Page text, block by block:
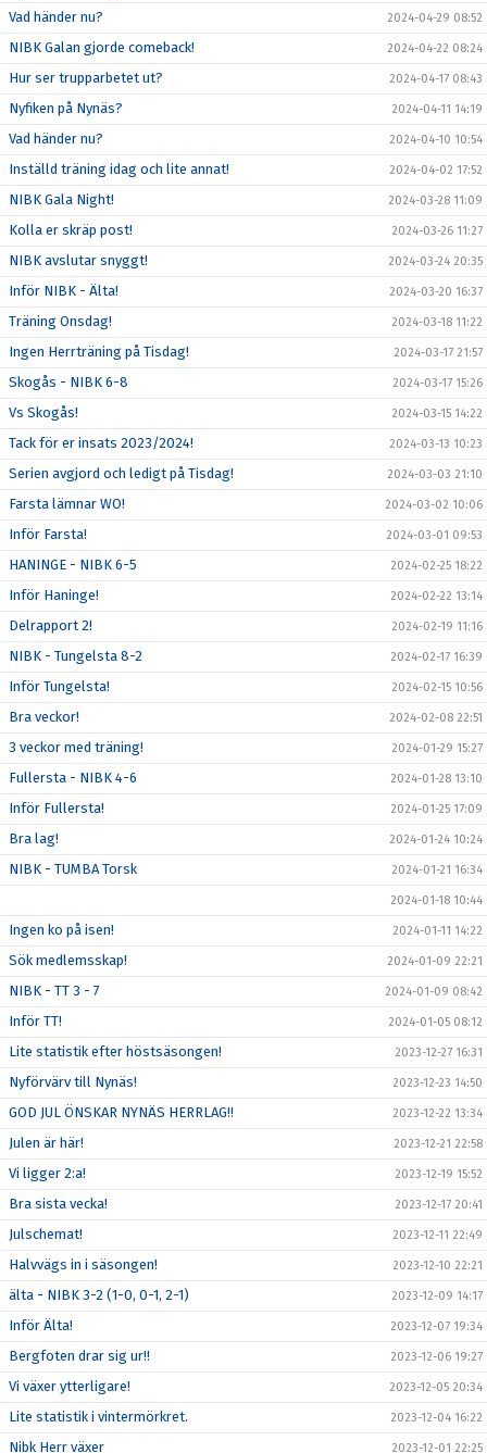
Vad händer nu? 2024-04-29 08:52
NIBK Galan gjorde comeback! 2024-04-22 08:24
Hur ser trupparbetet ut? 2024-04-17 08:43
Nyfiken på Nynäs? 2024-04-11 14:19
Vad händer nu? 2024-04-10 10:54
Inställd träning idag och lite annat! 2024-04-02 17:52
NIBK Gala Night! 2024-03-28 11:09
Kolla er skräp post! 2024-03-26 11:27
NIBK avslutar snyggt! 2024-03-24 20:35
Inför NIBK - Älta! 2024-03-20 16:37
Träning Onsdag! 2024-03-18 11:22
Ingen Herrträning på Tisdag! 2024-03-17 21:57
Skogås - NIBK 6-8 2024-03-17 15:26
Vs Skogås! 2024-03-15 14:22
Tack för er insats 2023/2024! 2024-03-13 10:23
Serien avgjord och ledigt på Tisdag! 2024-03-03 21:10
Farsta lämnar WO! 2024-03-02 10:06
Inför Farsta! 2024-03-01 09:53
HANINGE - NIBK 6-5 2024-02-25 18:22
Inför Haninge! 2024-02-22 13:14
Delrapport 2! 2024-02-19 11:16
NIBK - Tungelsta 8-2 2024-02-17 16:39
Inför Tungelsta! 2024-02-15 10:56
Bra veckor! 2024-02-08 22:51
3 veckor med träning! 2024-01-29 15:27
Fullersta - NIBK 4-6 2024-01-28 13:10
Inför Fullersta! 2024-01-25 17:09
Bra lag! 2024-01-24 10:24
NIBK - TUMBA Torsk 2024-01-21 16:34
2024-01-18 10:44
Ingen ko på isen! 2024-01-11 14:22
Sök medlemsskap! 2024-01-09 22:21
NIBK - TT 3 - 7 2024-01-09 08:42
Inför TT! 2024-01-05 08:12
Lite statistik efter höstsäsongen! 2023-12-27 16:31
Nyförvärv till Nynäs! 2023-12-23 14:50
GOD JUL ÖNSKAR NYNÄS HERRLAG!! 2023-12-22 13:34
Julen är här! 2023-12-21 22:58
Vi ligger 2:a! 2023-12-19 15:52
Bra sista vecka! 2023-12-17 20:41
Julschemat! 2023-12-11 22:49
Halvvägs in i säsongen! 2023-12-10 22:21
älta - NIBK 3-2 (1-0, 0-1, 2-1) 2023-12-09 14:17
Inför Älta! 2023-12-07 19:34
Bergfoten drar sig ur!! 2023-12-06 19:27
Vi växer ytterligare! 2023-12-05 20:34
Lite statistik i vintermörkret. 2023-12-04 16:22
Nibk Herr växer 2023-12-01 22:25